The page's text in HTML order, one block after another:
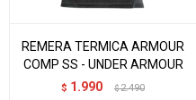
REMERA TERMICA ARMOUR
COMP SS - UNDER ARMOUR
$ 1.990 $ 2.490